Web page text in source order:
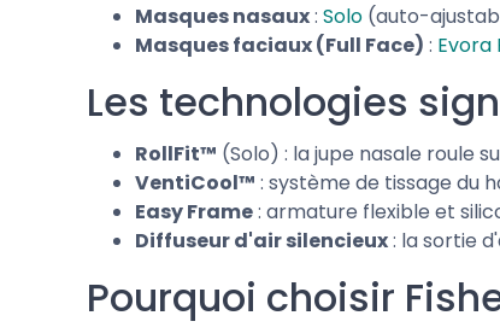
Masques nasaux: Solo (auto-
Masques faciaux (Full Face) : Evora
Les technologies
RollFit™ (Solo) : la jupe nasale roule
VentiCool™ : système de tissage du
Easy Frame: armature flexible et
Diffuseur d'air silencieux: la sortie
Pourquoi choisir